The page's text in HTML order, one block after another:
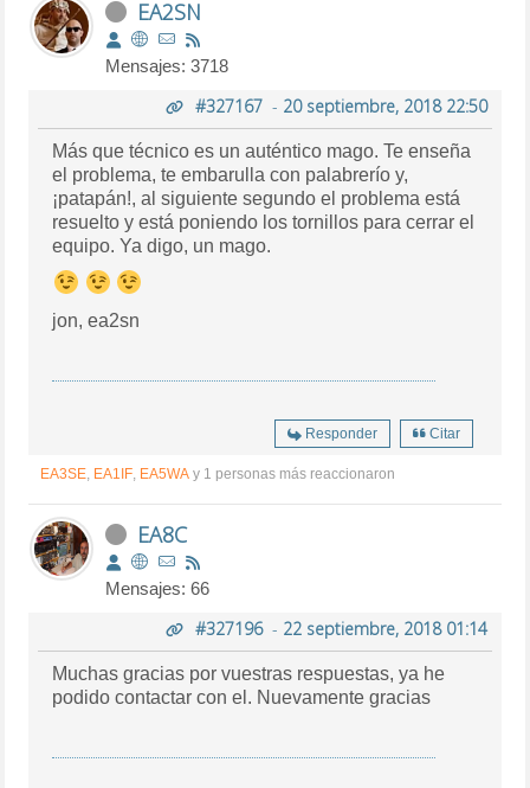
EA2SN
Mensajes: 3718
#327167- 20 septiembre, 2018 22:50
Más que técnico es un auténtico mago. Te enseña
el problema, te embarulla con palabrerío y,
¡patapán!, al siguiente segundo el problema está
resuelto y está poniendo los tornillos para cerrar el
equipo. Ya digo, un mago.
jon, ea2sn
Responder Citar
EA3SE, EA1IF, EA5WA y 1 personas más reaccionaron
EA8C
Mensajes: 66
#327196- 22 septiembre, 2018 01:14
Muchas gracias por vuestras respuestas, ya he
podido contactar con el. Nuevamente gracias